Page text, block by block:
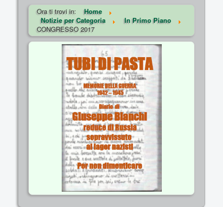
Ora ti trovi in:
Home
Notizie per Categoria
In Primo Piano
CONGRESSO 2017